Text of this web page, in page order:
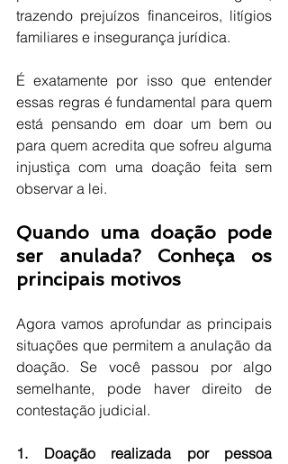
trazendo prejuízos financeiros, litígios
familiares e insegurança jurídica.
É exatamente por isso que entender
essas regras é fundamental para quem
está pensando em doar um bem ou
para quem acredita que sofreu alguma
injustiça com uma doação feita sem
observar a lei.
Quando uma doação pode
ser anulada? Conheça os
principais motivos
Agora vamos aprofundar as principais
situações que permitem a anulação da
doação. Se você passou por algo
semelhante, pode haver direito de
contestação judicial.
1. Doação realizada por pessoa